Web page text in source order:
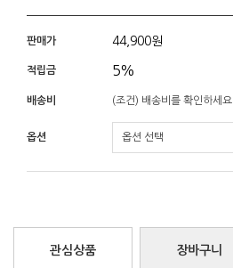
판매가 44,900원
적립금 5%
배송비 (조건) 배송비를 확인하세요
옵션
장바구니
관심상품